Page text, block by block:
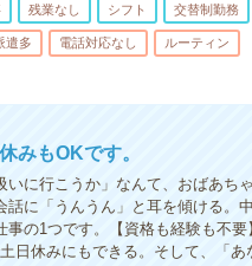
残業なし シフト 交替制勤務
遣多 電話対応なし ルーティン
みもOKです。
いに行こうか」なんて、おばあちゃ
に「うんうん」と耳を傾ける。中
の1つです。【資格も経験も不要】
日休みにもできる。そして、「あ